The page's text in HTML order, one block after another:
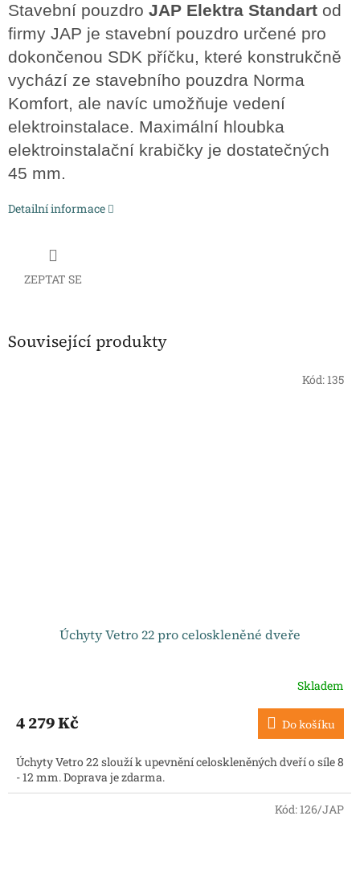
Stavební pouzdro JAP Elektra Standart od
firmy JAP je stavební pouzdro určené pro
dokončenou SDK příčku, které konstrukčně
vychází ze stavebního pouzdra Norma
Komfort, ale navíc umožňuje vedení
elektroinstalace. Maximální hloubka
elektroinstalační krabičky je dostatečných
45 mm.
Detailní informace
ZEPTAT SE
Související produkty
Úchyty Vetro 22 pro celoskleněné dveře
Skladem
4 279 Kč Do košíku
Úchyty Vetro 22 slouží k upevnění celoskleněných dveří o síle 8
- 12 mm. Doprava je zdarma.
Kód: 135
Kód: 126/JAP